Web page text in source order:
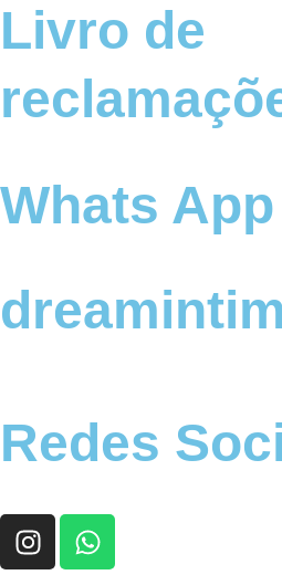
Livro de
Whats App
Redes
I
n
W
h